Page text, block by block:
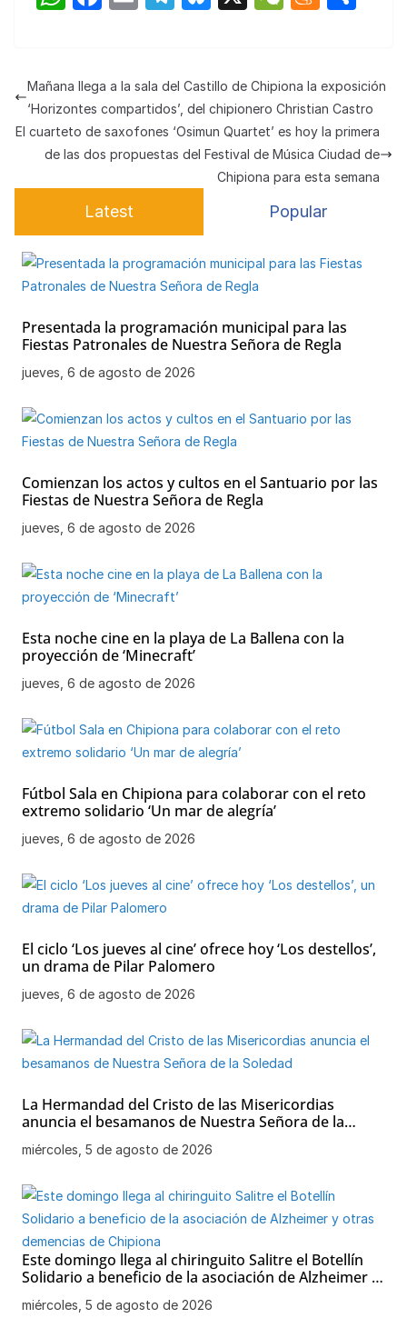
s
A
p
p
e
b
o
o
k
gr
a
m
s
k
y
h
at
e
a
m
e
p
ar
tir
Mañana llega a la sala del Castillo de Chipiona la exposición
‘Horizontes compartidos’, del chipionero Christian Castro
El cuarteto de saxofones ‘Osimun Quartet’ es hoy la primera
de las dos propuestas del Festival de Música Ciudad de
Chipiona para esta semana
Latest Popular
Presentada la programación municipal para las
Fiestas Patronales de Nuestra Señora de Regla
jueves, 6 de agosto de 2026
Comienzan los actos y cultos en el Santuario por las
Fiestas de Nuestra Señora de Regla
jueves, 6 de agosto de 2026
Esta noche cine en la playa de La Ballena con la
proyección de ‘Minecraft’
jueves, 6 de agosto de 2026
Fútbol Sala en Chipiona para colaborar con el reto
extremo solidario ‘Un mar de alegría’
jueves, 6 de agosto de 2026
El ciclo ‘Los jueves al cine’ ofrece hoy ‘Los destellos’,
un drama de Pilar Palomero
jueves, 6 de agosto de 2026
La Hermandad del Cristo de las Misericordias
anuncia el besamanos de Nuestra Señora de la
Soledad
miércoles, 5 de agosto de 2026
Este domingo llega al chiringuito Salitre el Botellín
Solidario a beneficio de la asociación de Alzheimer y
otras demencias de Chipiona
miércoles, 5 de agosto de 2026